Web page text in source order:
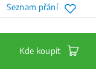
Seznam přání
Kde koupit